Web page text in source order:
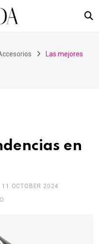
Las mejores
en
11 OCTOBER 2024